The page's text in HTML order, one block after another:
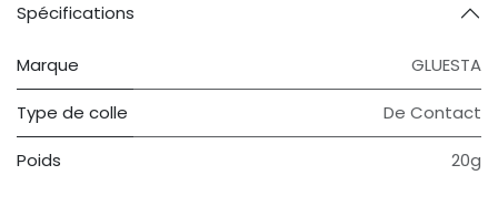
Spécifications
Marque GLUESTA
Type de colle De Contact
Poids 20g